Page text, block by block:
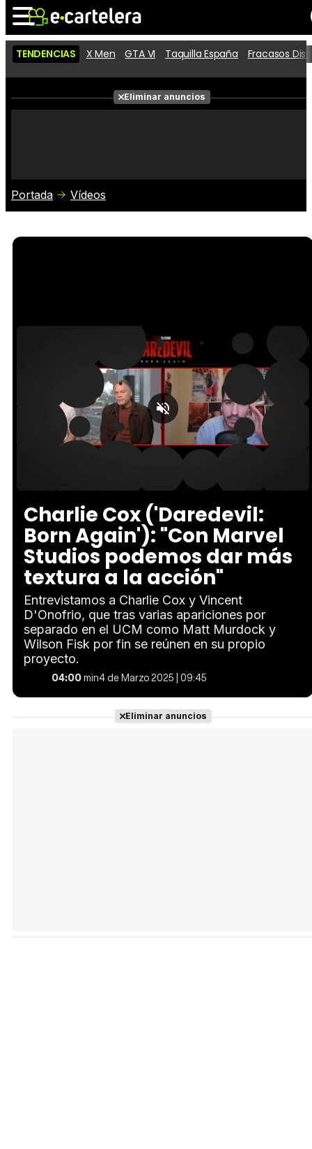
Noticias Cartelera
Películas
Críticas
TENDENCIAS X Men GTA VI Taquilla España Fracasos
Eliminar anuncios
Portada Vídeos
18.00%
Charlie Cox ('Daredevil:
Born Again'): "Con Marvel
Studios podemos dar más
textura a la acción"
Entrevistamos a Charlie Cox y Vincent
D'Onofrio, que tras varias apariciones por
separado en el UCM como Matt Murdock y
Wilson Fisk por fin se reúnen en su propio
proyecto.
04:00min4 de Marzo 2025 | 09:45
Eliminar anuncios